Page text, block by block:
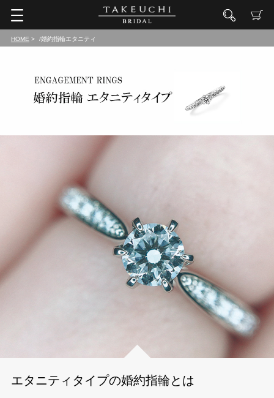
HOME /婚約指輪エタニティ
エタニティタイプの婚約指輪とは